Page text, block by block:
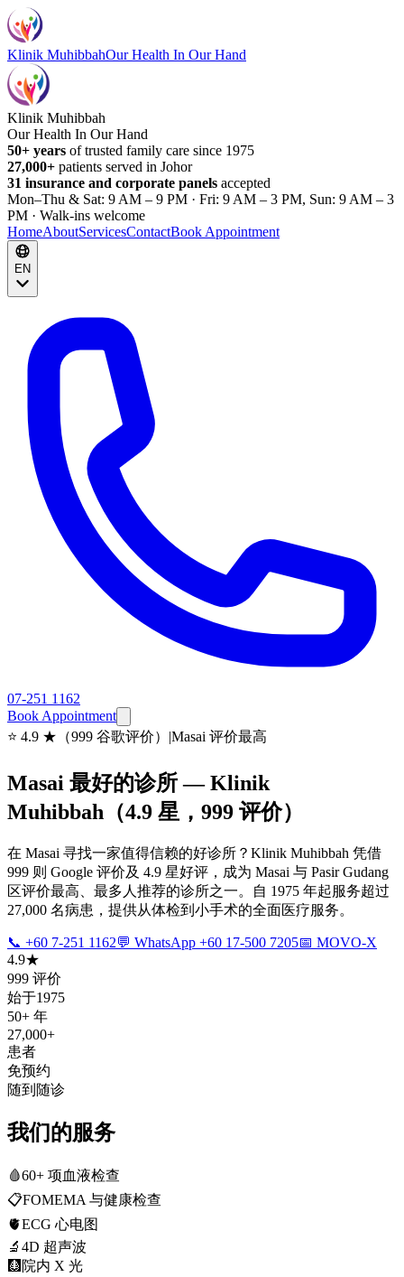
Klinik MuhibbahOur Health In Our Hand
Klinik Muhibbah
Our Health In Our Hand
50+ years of trusted family care since 1975
27,000+ patients served in Johor
31 insurance and corporate panels accepted
Mon–Thu & Sat: 9 AM – 9 PM · Fri: 9 AM – 3 PM, Sun: 9 AM – 3
PM · Walk-ins welcome
HomeAboutServicesContactBook Appointment
EN
07-251 1162
Book Appointment
⭐ 4.9 ★（999 谷歌评价） |Masai 评价最高
Masai 最好的诊所 — Klinik
Muhibbah（4.9 星，999 评价）
在 Masai 寻找一家值得信赖的好诊所？Klinik Muhibbah 凭借
999 则 Google 评价及 4.9 星好评，成为 Masai 与 Pasir Gudang
区评价最高、最多人推荐的诊所之一。自 1975 年起服务超过
27,000 名病患，提供从体检到小手术的全面医疗服务。
📞 +60 7-251 1162💬 WhatsApp +60 17-500 7205📅 MOVO-X
4.9★
999 评价
始于1975
50+ 年
27,000+
患者
免预约
随到随诊
我们的服务
🩸60+ 项血液检查
📋FOMEMA 与健康检查
🫀ECG 心电图
🔬 4D 超声波
🩻 院内 X 光